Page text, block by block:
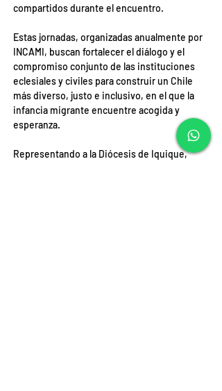
compartidos durante el encuentro.
Estas jornadas, organizadas anualmente por
INCAMI, buscan fortalecer el diálogo y el
compromiso conjunto de las instituciones
eclesiales y civiles para construir un Chile
más diverso, justo e inclusivo, en el que la
infancia migrante encuentre acogida y
esperanza.
Representando a la Diócesis de Iquique,